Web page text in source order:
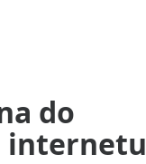
do
internetu